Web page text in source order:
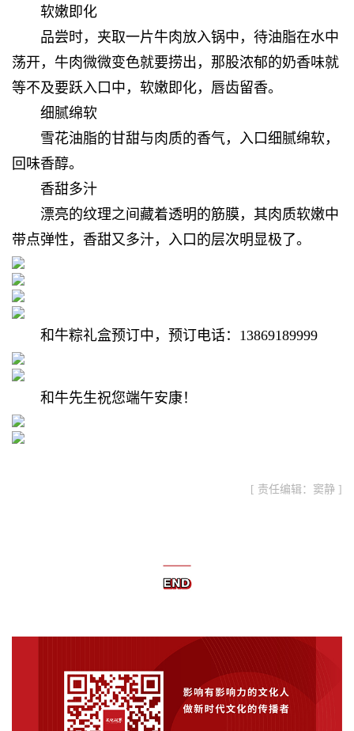
软嫩即化
品尝时，夹取一片牛肉放入锅中，待油脂在水中
荡开，牛肉微微变色就要捞出，那股浓郁的奶香味就
等不及要跃入口中，软嫩即化，唇齿留香。
细腻绵软
雪花油脂的甘甜与肉质的香气，入口细腻绵软，
回味香醇。
香甜多汁
漂亮的纹理之间藏着透明的筋膜，其肉质软嫩中
带点弹性，香甜又多汁，入口的层次明显极了。
和牛粽礼盒预订中，预订电话：13869189999
和牛先生祝您端午安康！
[ 责任编辑：窦静 ]